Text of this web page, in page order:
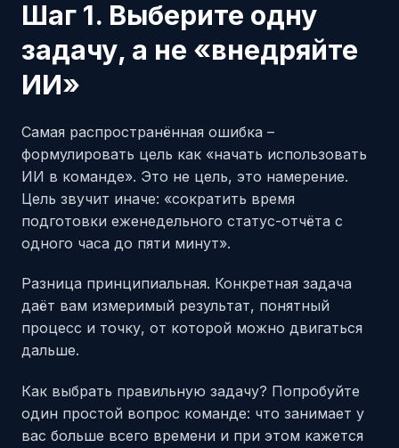
Шаг 1. Выберите одну
задачу, а не «внедряйте
ИИ»
Самая распространённая ошибка –
формулировать цель как «начать использовать
ИИ в команде». Это не цель, это намерение.
Цель звучит иначе: «сократить время
подготовки еженедельного статус-отчёта с
одного часа до пяти минут».
Разница принципиальная. Конкретная задача
даёт вам измеримый результат, понятный
процесс и точку, от которой можно двигаться
дальше.
Как выбрать правильную задачу? Попробуйте
один простой вопрос команде: что занимает у
вас больше всего времени и при этом кажется